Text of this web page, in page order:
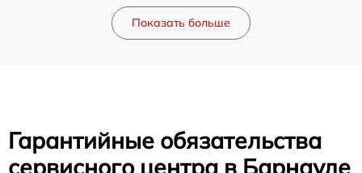
Показать больше
Гарантийные обязательства
сервисного центра в Барнауле